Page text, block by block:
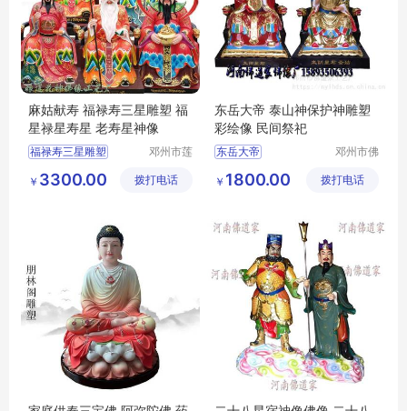
麻姑献寿 福禄寿三星雕塑 福
星禄星寿星 老寿星神像
福禄寿三星雕塑
老寿星神像
邓州市莲
工艺厂
￥ 3300.00 拨打电话
东岳大帝 泰山神保护神雕塑
彩绘像 民间祭祀
东岳大帝
河南佛道家厂家直销
邓州市佛
厂
￥ 1800.00 拨打电话